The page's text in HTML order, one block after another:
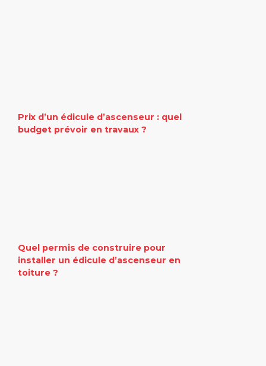
Prix d’un édicule d’ascenseur : quel
budget prévoir en travaux ?
Quel permis de construire pour
installer un édicule d’ascenseur en
toiture ?